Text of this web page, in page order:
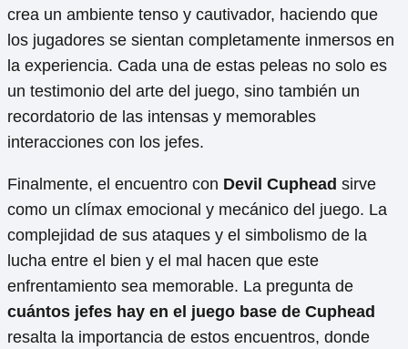
crea un ambiente tenso y cautivador, haciendo que
los jugadores se sientan completamente inmersos en
la experiencia. Cada una de estas peleas no solo es
un testimonio del arte del juego, sino también un
recordatorio de las intensas y memorables
interacciones con los jefes.
Finalmente, el encuentro con Devil Cuphead sirve
como un clímax emocional y mecánico del juego. La
complejidad de sus ataques y el simbolismo de la
lucha entre el bien y el mal hacen que este
enfrentamiento sea memorable. La pregunta de
cuántos jefes hay en el juego base de Cuphead
resalta la importancia de estos encuentros, donde